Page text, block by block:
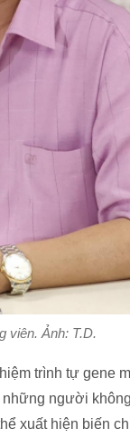
viên. Ảnh: T.D.
trình tự gene
người
xuất hiện biến